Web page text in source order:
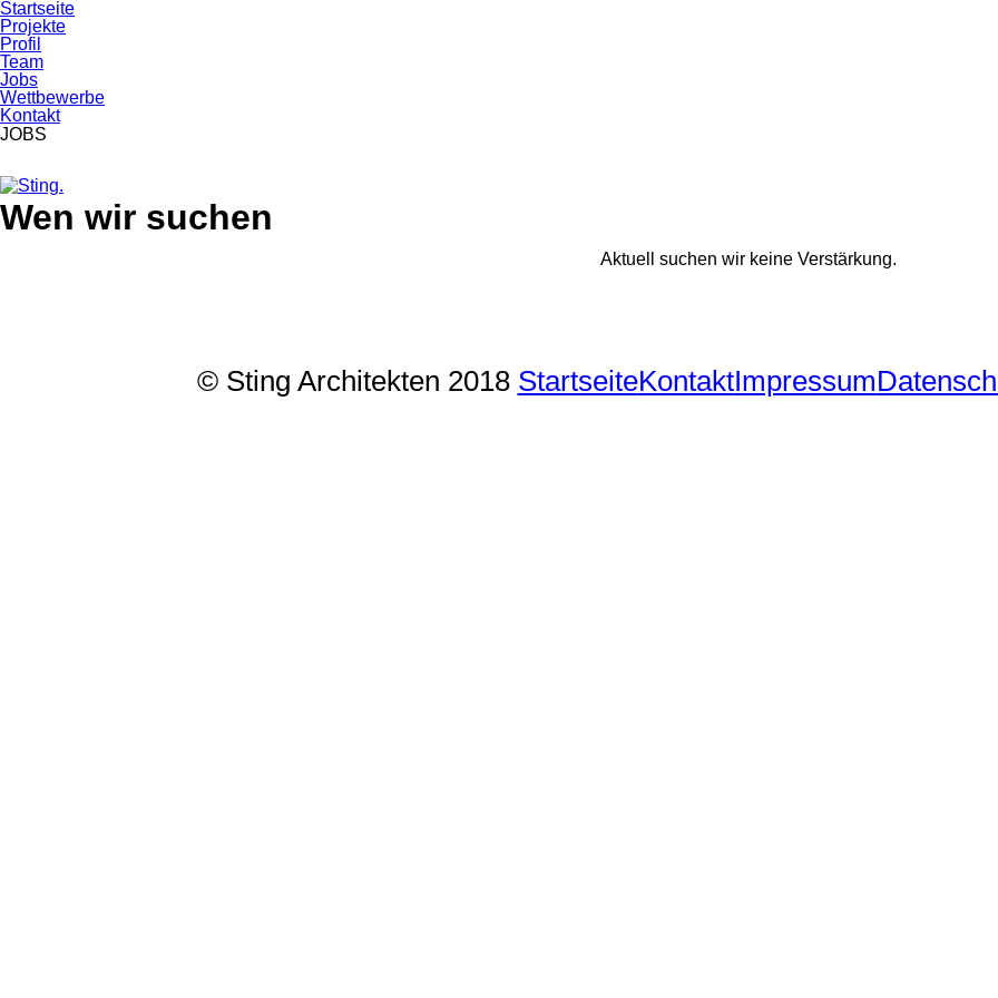
Startseite
Projekte
Profil
Team
Jobs
Wettbewerbe
Kontakt
JOBS
Skip
to
Skip
to
Wen wir suchen
Aktuell suchen wir keine Verstärkung.
© Sting Architekten 2018 StartseiteKontaktImpressum